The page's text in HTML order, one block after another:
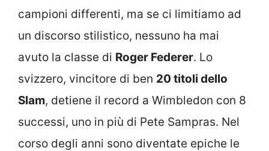
campioni differenti, ma se ci limitiamo ad
un discorso stilistico, nessuno ha mai
avuto la classe di Roger Federer. Lo
svizzero, vincitore di ben 20 titoli dello
Slam, detiene il record a Wimbledon con 8
successi, uno in più di Pete Sampras. Nel
corso degli anni sono diventate epiche le